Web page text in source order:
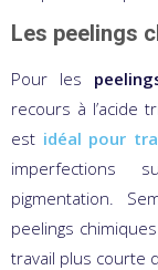
Les peelings
Pour les
recours à l’acide
est idéal pour
imperfections
pigmentation.
peelings
travail plus courte